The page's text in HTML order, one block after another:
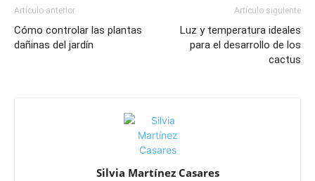
Artículo anterior
Cómo controlar las plantas
dañinas del jardín
Artículo siguiente
Luz y temperatura ideales
para el desarrollo de los
cactus
Silvia Martínez Casares